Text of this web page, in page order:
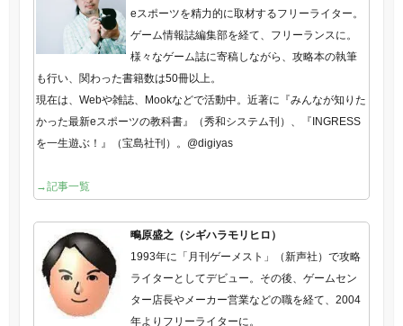
eスポーツを精力的に取材するフリーライター。
ゲーム情報誌編集部を経て、フリーランスに。
様々なゲーム誌に寄稿しながら、攻略本の執筆
も行い、関わった書籍数は50冊以上。
現在は、Webや雑誌、Mookなどで活動中。近著に『みんなが知りた
かった最新eスポーツの教科書』（秀和システム刊）、『INGRESS
を一生遊ぶ！』（宝島社刊）。@digiyas
→記事一覧
鴫原盛之（シギハラモリヒロ）
1993年に「月刊ゲーメスト」（新声社）で攻略
ライターとしてデビュー。その後、ゲームセン
ター店長やメーカー営業などの職を経て、2004
年よりフリーライターに。